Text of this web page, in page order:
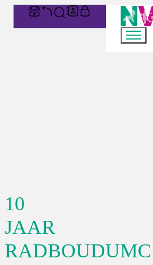
10
JAAR
RADBOUDUMC